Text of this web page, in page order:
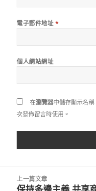
電子郵件地址 *
個人網站網址
在瀏覽器中儲存顯示名
次發佈留言時使用。
上一篇文章